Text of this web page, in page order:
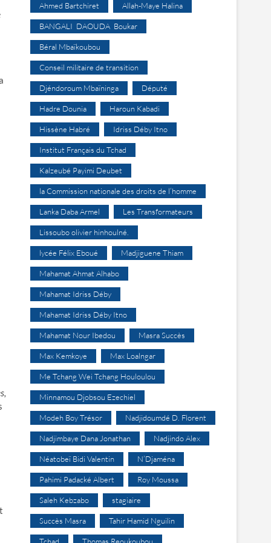
Ahmed Bartchiret Allah-Maye Halina
BANGALI DAOUDA Boukar
Béral Mbaïkoubou
Conseil militaire de transition
Djéndoroum Mbaïninga Député
Hadre Dounia Haroun Kabadi
Hissène Habré Idriss Déby Itno
Institut Français du Tchad
Kalzeubé Payimi Deubet
la Commission nationale des droits de l’homme
Lanka Daba Armel Les Transformateurs
Lissoubo olivier hinhoulné.
lycée Félix Eboué Madjiguene Thiam
Mahamat Ahmat Alhabo
Mahamat Idriss Déby
Mahamat Idriss Déby Itno
Mahamat Nour Ibedou Masra Succès
Max Kemkoye Max Loalngar
Me Tchang Wei Tchang Houloulou
Minnamou Djobsou Ezechiel
Modeh Boy Trésor Nadjidoumdé D. Florent
Nadjimbaye Dana Jonathan Nadjindo Alex
Néatobeï Bidi Valentin N’Djaména
Pahimi Padacké Albert Roy Moussa
Saleh Kebzabo stagiaire
Succès Masra Tahir Hamid Nguilin